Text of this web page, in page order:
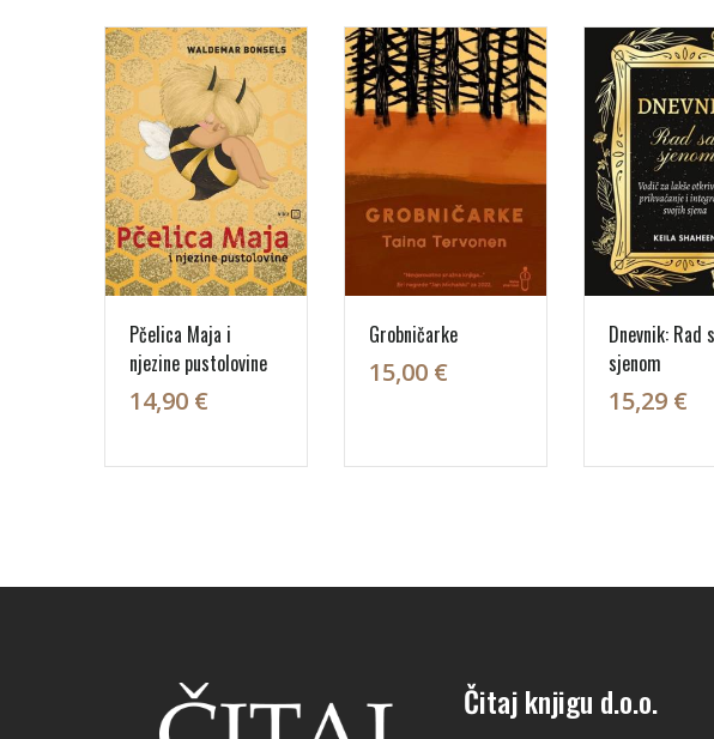
Pčelica Maja i
njezine pustolovine
14,90 €
Grobničarke
15,00 €
Dnevnik: Rad
sjenom
15,29 €
Čitaj knjigu d.o.o.